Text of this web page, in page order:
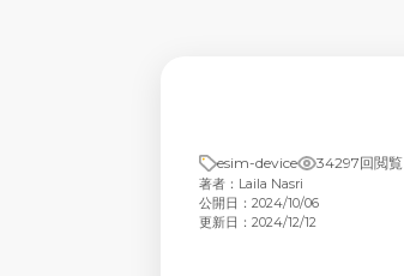
esim-device 34297回閲覧
著者：Laila Nasri
公開日：2024/10/06
更新日：2024/12/12